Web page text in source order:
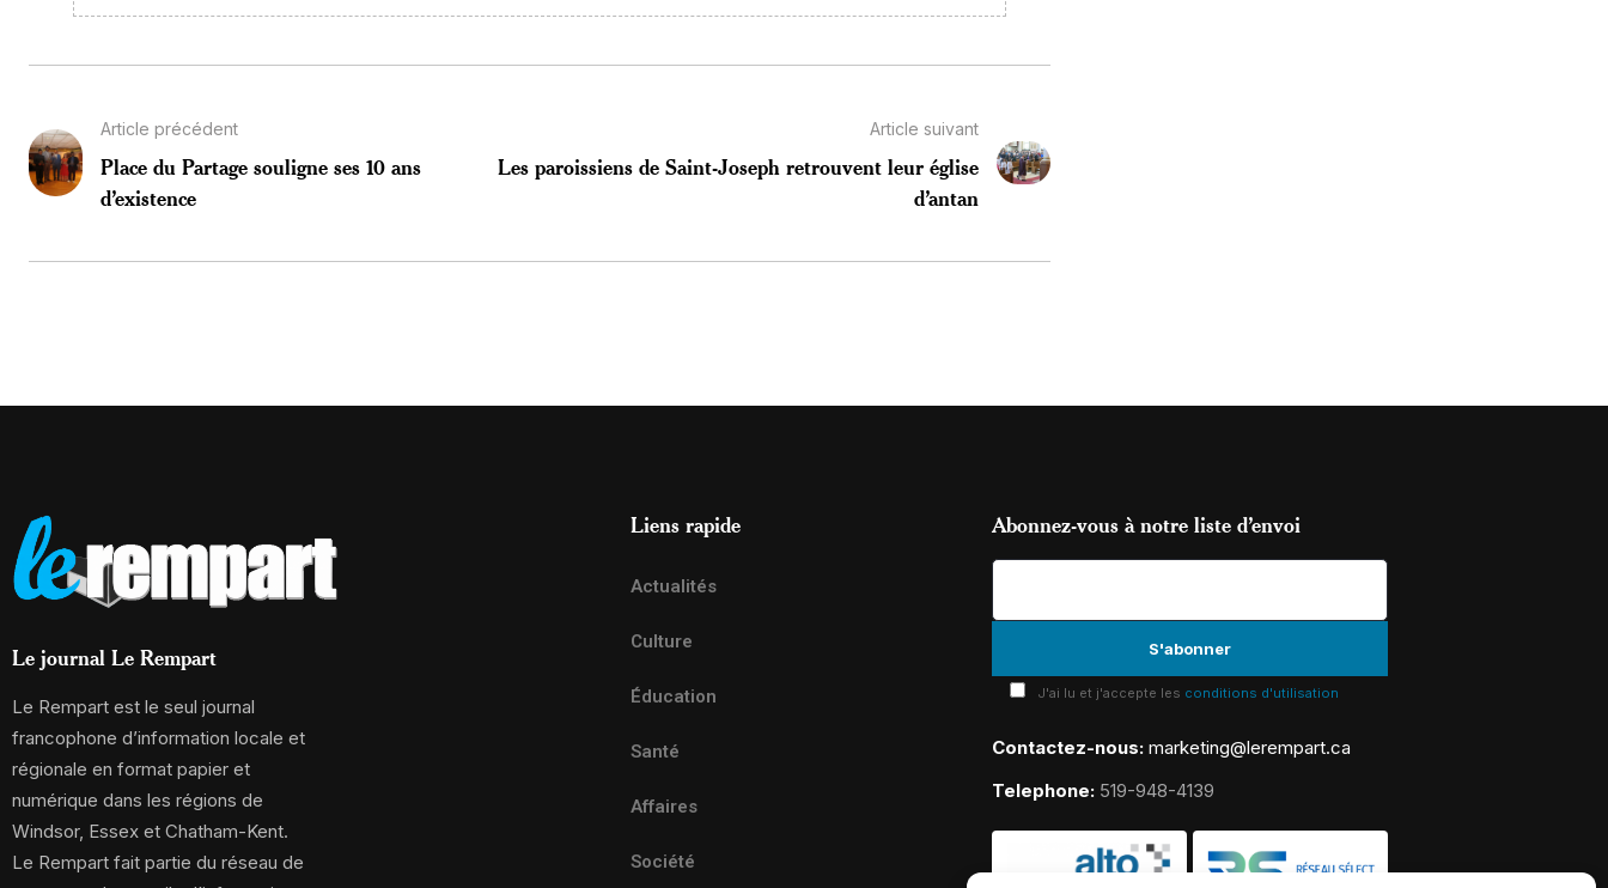
Article précédent
Place du Partage souligne ses 10 ans
d’existence
Article suivant
Les paroissiens de Saint-Joseph retrouvent leur église
d’antan
Le journal Le Rempart
Le Rempart est le seul journal
francophone d’information locale et
régionale en format papier et
numérique dans les régions de
Windsor, Essex et Chatham-Kent.
Le Rempart fait partie du réseau de
Liens rapide
Actualités
Culture
Éducation
Santé
Affaires
Société
Abonnez-vous à notre liste d’envoi
J'ai lu et j'accepte les conditions d'utilisation
Contactez-nous: marketing@lerempart.ca
Telephone: 519-948-4139